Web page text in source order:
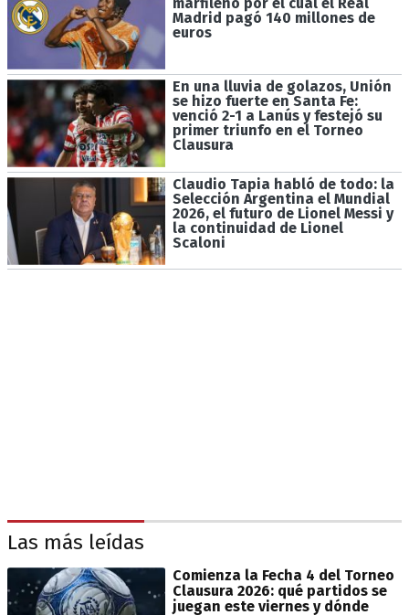
marfileño por el cual el Real
Madrid pagó 140 millones de
euros
En una lluvia de golazos, Unión
se hizo fuerte en Santa Fe:
venció 2-1 a Lanús y festejó su
primer triunfo en el Torneo
Clausura
Claudio Tapia habló de todo: la
Selección Argentina el Mundial
2026, el futuro de Lionel Messi y
la continuidad de Lionel
Scaloni
Las más leídas
Comienza la Fecha 4 del Torneo
Clausura 2026: qué partidos se
juegan este viernes y dónde